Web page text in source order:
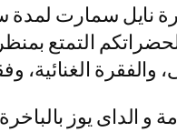
نايل سمارت
التمتع
والفقرة الغنائية،
و الداى يوز